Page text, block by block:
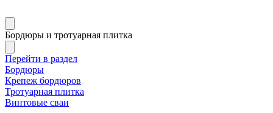
Бордюры и тротуарная плитка
Перейти в раздел
Бордюры
Крепеж бордюров
Тротуарная плитка
Винтовые сваи